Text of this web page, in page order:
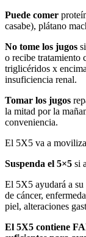
Puede comer
casabe), plátano
No tome los jugos
o recibe tratamiento
triglicéridos x
insuficiencia renal.
Tomar los jugos
la mitad por la
conveniencia.
El 5X5 va a
Suspenda el 5×5 si
El 5X5 ayudará a su
de cáncer,
piel, alteraciones
El 5X5 contiene